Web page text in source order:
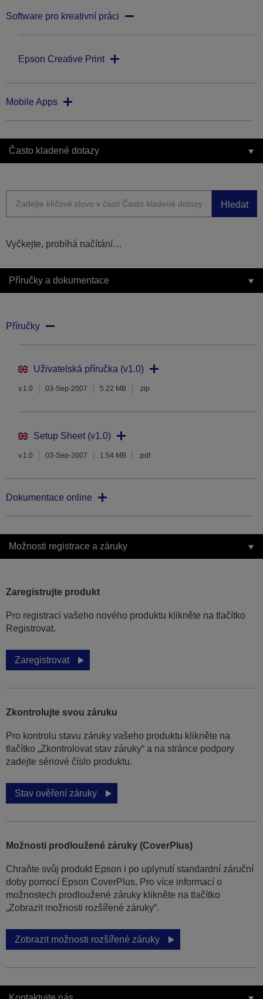
Software pro kreativní práci
Epson Creative Print
Mobile Apps
Často kladené dotazy
Hledat
Vyčkejte, probíhá načítání…
Příručky a dokumentace
Příručky
Uživatelská příručka (v1.0)
v.1.0 03-Sep-2007 5.22 MB .zip
Setup Sheet (v1.0)
v.1.0 03-Sep-2007 1.54 MB .pdf
Dokumentace online
Možnosti registrace a záruky
Zaregistrujte produkt
Pro registraci vašeho nového produktu klikněte na tlačítko
Registrovat.
Zaregistrovat
Zkontrolujte svou záruku
Pro kontrolu stavu záruky vašeho produktu klikněte na
tlačítko „Zkontrolovat stav záruky“ a na stránce podpory
zadejte sériové číslo produktu.
Stav ověření záruky
Možnosti prodloužené záruky (CoverPlus)
Chraňte svůj produkt Epson i po uplynutí standardní záruční
doby pomocí Epson CoverPlus. Pro více informací o
možnostech prodloužené záruky klikněte na tlačítko
„Zobrazit možnosti rozšířené záruky“.
Zobrazit možnosti rozšířené záruky